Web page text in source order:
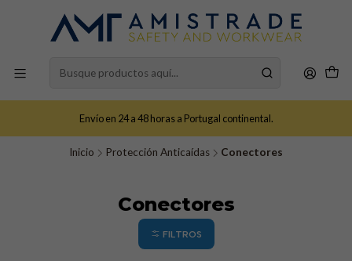
Envío en 24 a 48 horas a Portugal continental.
Inicio Protección Anticaídas Conectores
Conectores
FILTROS